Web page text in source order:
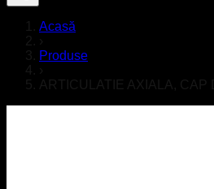
Acasă
Produse